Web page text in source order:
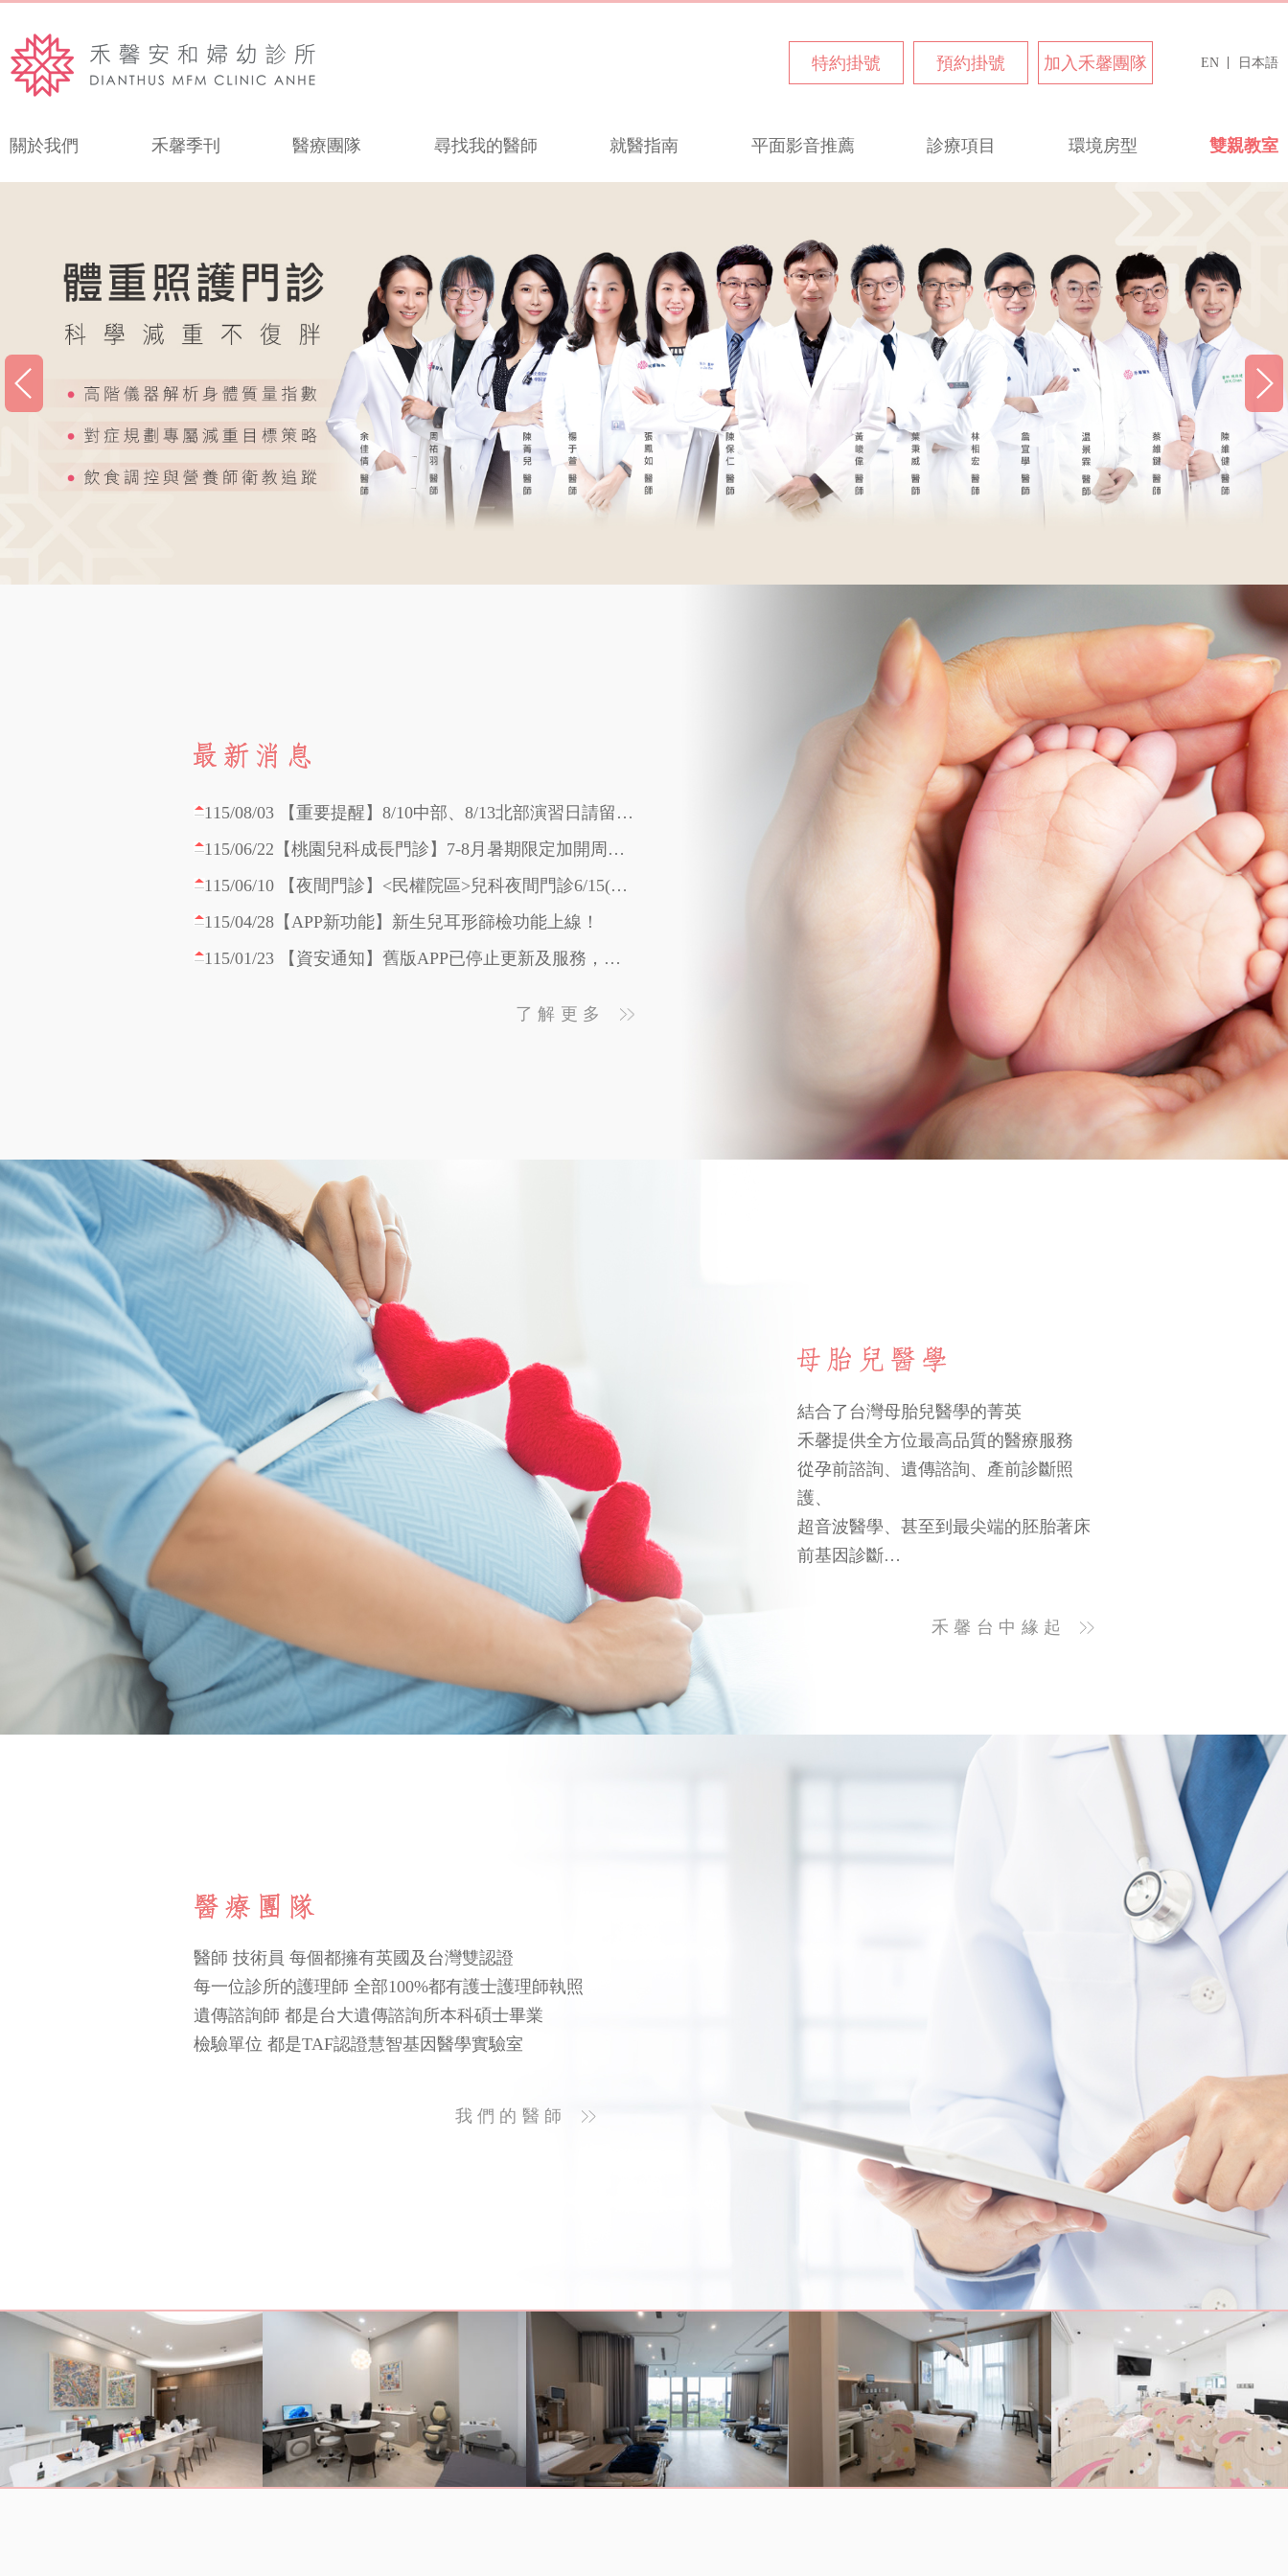
日本語
EN
加入禾馨團隊
預約掛號
特約掛號
關於我們 禾馨季刊 醫療團隊 尋找我的醫師 就醫指南 平面影音推薦 診療項目 環境房型 雙親教室
115/08/03 【重要提醒】8/10中部、8/13北部演習日請留意來診時間
115/06/22【桃園兒科成長門診】7-8月暑期限定加開周一早診
115/06/10 【夜間門診】<民權院區>兒科夜間門診6/15(一)開診
115/04/28【APP新功能】新生兒耳形篩檢功能上線！
115/01/23 【資安通知】舊版APP已停止更新及服務，為確保個資及網路安全請立即刪除
了解更多
結合了台灣母胎兒醫學的菁英
禾馨提供全方位最高品質的醫療服務
從孕前諮詢、遺傳諮詢、產前診斷照
護、
超音波醫學、甚至到最尖端的胚胎著床
前基因診斷…
禾馨台中緣起
醫師 技術員 每個都擁有英國及台灣雙認證
每一位診所的護理師 全部100%都有護士護理師執照
遺傳諮詢師 都是台大遺傳諮詢所本科碩士畢業
檢驗單位 都是TAF認證慧智基因醫學實驗室
我們的醫師